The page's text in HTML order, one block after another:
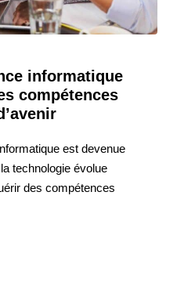
informatique
compétences
est devenue
technologie évolue
des compétences